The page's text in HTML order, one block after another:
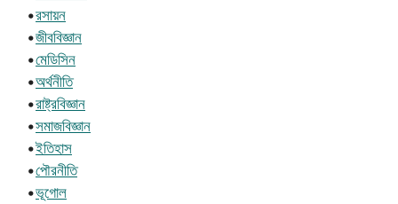
•রসায়ন
•জীববিজ্ঞান
•মেডিসিন
•অর্থনীতি
•রাষ্ট্রবিজ্ঞান
•সমাজবিজ্ঞান
•ইতিহাস
•পৌরনীতি
•ভূগোল